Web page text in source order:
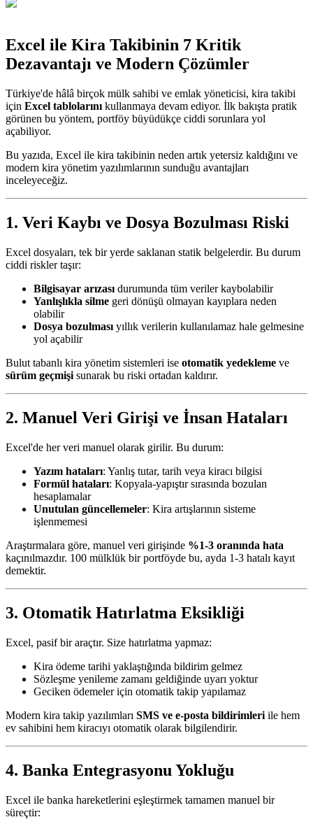
Excel ile Kira Takibinin 7 Kritik
Dezavantajı ve Modern Çözümler
Türkiye'de hâlâ birçok mülk sahibi ve emlak yöneticisi, kira takibi
için Excel tablolarını kullanmaya devam ediyor. İlk bakışta pratik
görünen bu yöntem, portföy büyüdükçe ciddi sorunlara yol
açabiliyor.
Bu yazıda, Excel ile kira takibinin neden artık yetersiz kaldığını ve
modern kira yönetim yazılımlarının sunduğu avantajları
inceleyeceğiz.
1. Veri Kaybı ve Dosya Bozulması Riski
Excel dosyaları, tek bir yerde saklanan statik belgelerdir. Bu durum
ciddi riskler taşır:
Bilgisayar arızası durumunda tüm veriler kaybolabilir
Yanlışlıkla silme geri dönüşü olmayan kayıplara neden
olabilir
Dosya bozulması yıllık verilerin kullanılamaz hale gelmesine
yol açabilir
Bulut tabanlı kira yönetim sistemleri ise otomatik yedekleme ve
sürüm geçmişi sunarak bu riski ortadan kaldırır.
2. Manuel Veri Girişi ve İnsan Hataları
Excel'de her veri manuel olarak girilir. Bu durum:
Yazım hataları: Yanlış tutar, tarih veya kiracı bilgisi
Formül hataları: Kopyala-yapıştır sırasında bozulan
hesaplamalar
Unutulan güncellemeler: Kira artışlarının sisteme
işlenmemesi
Araştırmalara göre, manuel veri girişinde %1-3 oranında hata
kaçınılmazdır. 100 mülklük bir portföyde bu, ayda 1-3 hatalı kayıt
demektir.
3. Otomatik Hatırlatma Eksikliği
Excel, pasif bir araçtır. Size hatırlatma yapmaz:
Kira ödeme tarihi yaklaştığında bildirim gelmez
Sözleşme yenileme zamanı geldiğinde uyarı yoktur
Geciken ödemeler için otomatik takip yapılamaz
Modern kira takip yazılımları SMS ve e-posta bildirimleri ile hem
ev sahibini hem kiracıyı otomatik olarak bilgilendirir.
4. Banka Entegrasyonu Yokluğu
Excel ile banka hareketlerini eşleştirmek tamamen manuel bir
süreçtir: